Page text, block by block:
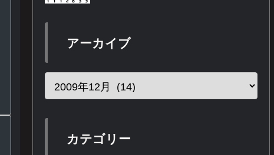
アーカイブ
カテゴリー